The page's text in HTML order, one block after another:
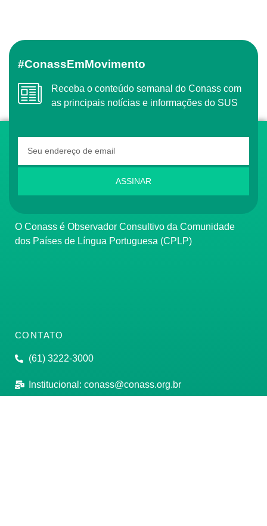
#ConassEmMovimento
Receba o conteúdo semanal do Conass com
as principais notícias e informações do SUS
ASSINAR
O Conass é Observador Consultivo da Comunidade
dos Países de Língua Portuguesa (CPLP)
CONTATO
(61) 3222-3000
Institucional: conass@conass.org.br